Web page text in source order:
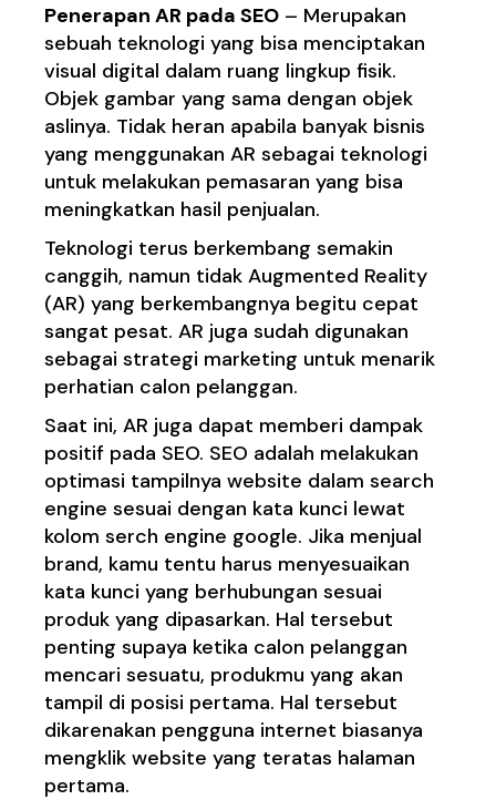
Penerapan AR pada SEO – Merupakan
sebuah teknologi yang bisa menciptakan
visual digital dalam ruang lingkup fisik.
Objek gambar yang sama dengan objek
aslinya. Tidak heran apabila banyak bisnis
yang menggunakan AR sebagai teknologi
untuk melakukan pemasaran yang bisa
meningkatkan hasil penjualan.
Teknologi terus berkembang semakin
canggih, namun tidak Augmented Reality
(AR) yang berkembangnya begitu cepat
sangat pesat. AR juga sudah digunakan
sebagai strategi marketing untuk menarik
perhatian calon pelanggan.
Saat ini, AR juga dapat memberi dampak
positif pada SEO. SEO adalah melakukan
optimasi tampilnya website dalam search
engine sesuai dengan kata kunci lewat
kolom serch engine google. Jika menjual
brand, kamu tentu harus menyesuaikan
kata kunci yang berhubungan sesuai
produk yang dipasarkan. Hal tersebut
penting supaya ketika calon pelanggan
mencari sesuatu, produkmu yang akan
tampil di posisi pertama. Hal tersebut
dikarenakan pengguna internet biasanya
mengklik website yang teratas halaman
pertama.